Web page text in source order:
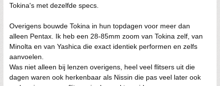
Tokina's met dezelfde specs.
Overigens bouwde Tokina in hun topdagen voor meer dan
alleen Pentax. Ik heb een 28-85mm zoom van Tokina zelf, van
Minolta en van Yashica die exact identiek performen en zelfs
aanvoelen.
Was niet alleen bij lenzen overigens, heel veel flitsers uit die
dagen waren ook herkenbaar als Nissin die pas veel later ook